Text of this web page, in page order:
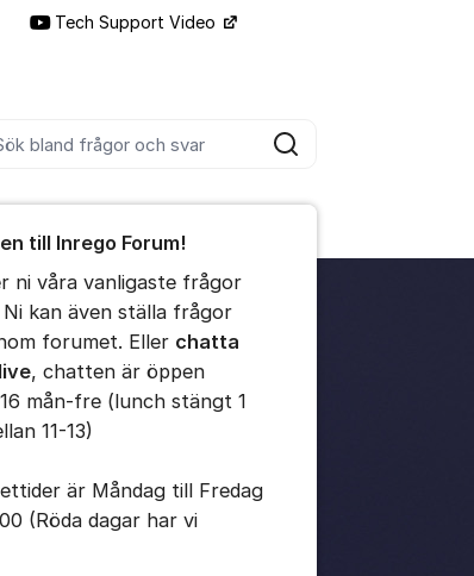
Sök
Tech Support Video Fler supportlänkar
inlägg/kommentar
till Inrego Forum!
ni våra vanligaste frågor
kan även ställa frågor
forumet. Eller chatta
, chatten är öppen
mån-fre (lunch stängt 1
11-13)
är Måndag till Fredag
(Röda dagar har vi